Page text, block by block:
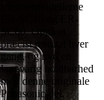
trimmermodellerne
ER-SC40 og ER-
SC60. Opnå et
præcist resultat hver
gang, og nyd en
langvarig holdbarhed
med denne originale
Panasonic-del.